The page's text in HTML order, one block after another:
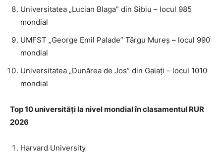
PUBLICĂ GRATUIT ANUNȚUL TĂU!
Universitatea „Lucian Blaga” din Sibiu – locul 985
mondial
UMFST „George Emil Palade” Târgu Mureș – locul 990
mondial
Universitatea „Dunărea de Jos” din Galați – locul 1010
mondial
Top 10 universități la nivel mondial în clasamentul RUR
2026
Harvard University